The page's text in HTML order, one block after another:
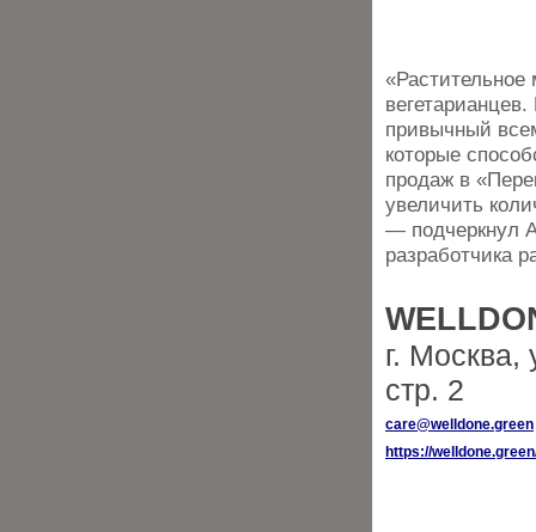
привычный
которые
продаж в
увеличить
— подчеркнул
разработчика
г. Москва,
стр. 2
care@welldone.green
https://